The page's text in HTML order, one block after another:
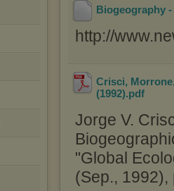
Biogeography
http://
Crisci,
(1992).pdf
Jorge V.
"Global
(Sep.,